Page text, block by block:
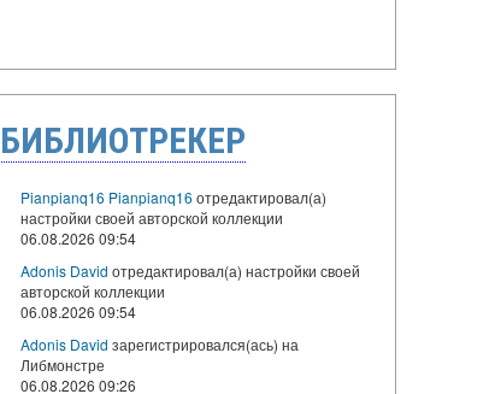
БИБЛИОТРЕКЕР
Pianpianq16 Pianpianq16 отредактировал(а)
настройки своей авторской коллекции
06.08.2026 09:54
Adonis David отредактировал(а) настройки своей
авторской коллекции
06.08.2026 09:54
Adonis David зарегистрировался(ась) на
Либмонстре
06.08.2026 09:26